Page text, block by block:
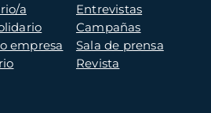
a
empresa
Entrevistas
Campañas
Sala de prensa
Revista